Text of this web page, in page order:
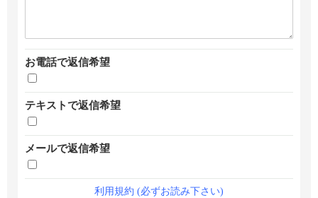
お電話で返信希望
テキストで返信希望
メールで返信希望
利用規約 (必ずお読み下さい)